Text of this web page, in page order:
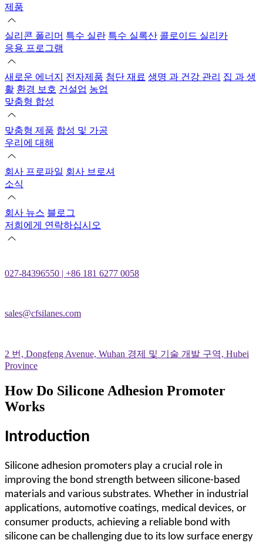
제품
실리콘 폴리머 특수 실란 특수 실록산 콜로이드 실리카
응용 프로그램
새로운 에너지 전자제품 첨단 재료 생명 과 건강 관리 집 과 생
활 환경 보호 건설업 농업
맞춤형 합성
맞춤형 제품 합성 및 가공
우리에 대해
회사 프로파일 회사 브로셔
소식
회사 뉴스 블로그
저희에게 연락하십시오
027-84396550 | +86 181 6277 0058
sales@cfsilanes.com
2 번, Dongfeng Avenue, Wuhan 경제 및 기술 개발 구역, Hubei
Province
How Do Silicone Adhesion Promoter
Works
Introduction
Silicone adhesion promoters play a crucial role in
improving the bond strength between silicone-based
materials and various substrates. Whether in industrial
applications, automotive coatings, medical devices, or
consumer products, achieving a reliable bond with
silicone can be challenging due to its low surface energy